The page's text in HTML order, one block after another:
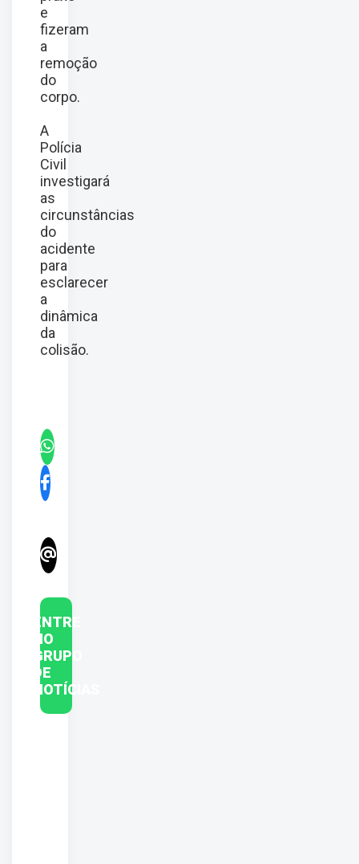
e
fizeram
a
remoção
do
corpo.
A
Polícia
Civil
investigará
as
circunstâncias
do
acidente
para
esclarecer
a
dinâmica
da
colisão.
ENTRE
NO
GRUPO
DE
NOTÍCIAS